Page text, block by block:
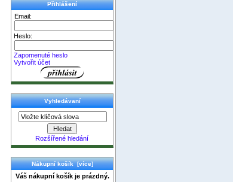
Přihlášení
Email:
Heslo:
Zapomenuté heslo
Vytvořit účet
Vyhledávaní
Rozšířené hledání
Nákupní košík [více]
Váš nákupní košík je prázdný.